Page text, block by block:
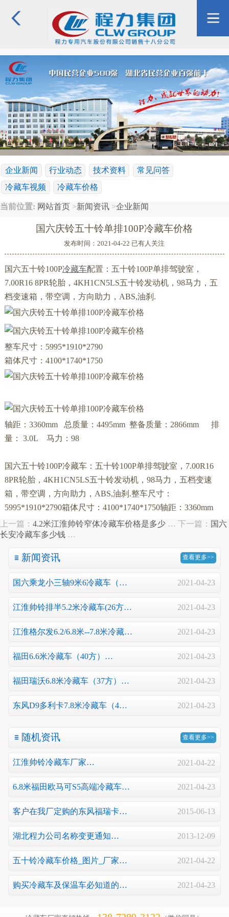
企业新闻 行业动态 技术资料
常见问答
冷藏车视频
冷藏车价格
当前位置: 网站首页 >新闻资讯 >企业新闻
国六庆铃五十铃单排100P冷藏车价格
发布时间：2021-04-22 已有人关注
国六五十铃100P冷藏车配置： 五十铃100P单排驾驶室，
7.00R16 8PR轮胎，4KH1CN5LS五十铃发动机，98马力，五
档变速箱，带空调，方向助力，ABS,油刹.
整车尺寸：5995*1910*2790
箱体尺寸：4100*1740*1750
轴距：3360mm 总质量：4495mm 整备质量：2866mm 排
量： 3.0L 马力：98
国六五十铃100P冷藏车：五十铃100P单排驾驶室，7.00R16
8PR轮胎，4KH1CN5LS五十铃发动机，98马力，五档变速
箱，带空调，方向助力，ABS,油刹.整车尺寸：
5995*1910*2790箱体尺寸：4100*1740*1750轴距：3360mm
上一篇： 4.2米江淮帅铃窄体冷藏车价格是多少 … 下一篇： 国六
长安冷藏车多少钱 …
新闻资讯 查看更多>>
国六乘龙小三轴9米6冷藏车（… 2021-04-23
江淮帅铃排半5.2米冷藏车(26方… 2021-04-23
江淮格尔发6.2/6.8米--7.8米冷藏… 2021-04-23
福田6.6米冷藏车（40方）… 2021-04-23
福田瑞沃6.8米冷藏车（37方）… 2021-04-23
东风D9多利卡7.8米冷藏车（4… 2021-04-23
随机资讯 查看更多>>
江淮帅铃冷藏车厂家… 2021-04-22
6.8米福田欧马可S5高端冷藏车… 2021-04-23
客户在我厂定购的东风福瑞卡… 2015-06-13
湖北程力公司名称变更通知… 2013-12-09
五十铃冷藏车价格_图片_厂家… 2021-04-22
购买冷藏车及保温车必知道的… 2021-04-23